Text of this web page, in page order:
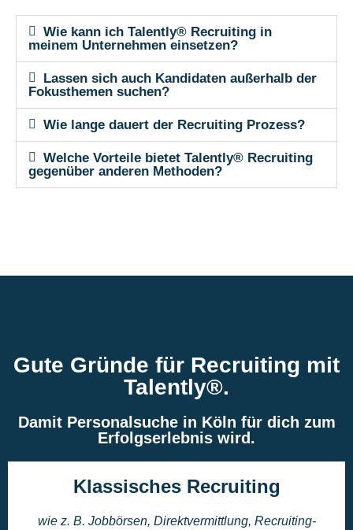
Wie kann ich Talently® Recruiting in
meinem Unternehmen einsetzen?
Lassen sich auch Kandidaten außerhalb der
Fokusthemen suchen?
Wie lange dauert der Recruiting Prozess?
Welche Vorteile bietet Talently® Recruiting
gegenüber anderen Methoden?
Gute Gründe für Recruiting mit
Talently®.
Damit Personalsuche in Köln für dich zum
Erfolgserlebnis wird.
Klassisches Recruiting
wie z. B. Jobbörsen, Direktvermittlung, Recruiting-